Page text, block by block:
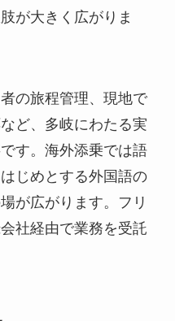
が大きく広がりま
の旅程管理、現地で
ど、多岐にわたる実
す。海外添乗では語
じめとする外国語の
が広がります。フリ
社経由で業務を受託